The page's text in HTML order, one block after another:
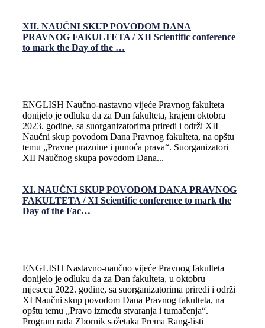
XII. NAUČNI SKUP POVODOM DANA
PRAVNOG FAKULTETA / XII Scientific conference
to mark the Day of the …
ENGLISH Naučno-nastavno vijeće Pravnog fakulteta
donijelo je odluku da za Dan fakulteta, krajem oktobra
2023. godine, sa suorganizatorima priredi i održi XII
Naučni skup povodom Dana Pravnog fakulteta, na opštu
temu „Pravne praznine i punoća prava“. Suorganizatori
XII Naučnog skupa povodom Dana...
XI. NAUČNI SKUP POVODOM DANA PRAVNOG
FAKULTETA / XI Scientific conference to mark the
Day of the Fac…
ENGLISH Nastavno-naučno vijeće Pravnog fakulteta
donijelo je odluku da za Dan fakulteta, u oktobru
mjesecu 2022. godine, sa suorganizatorima priredi i održi
XI Naučni skup povodom Dana Pravnog fakulteta, na
opštu temu „Pravo između stvaranja i tumačenja“.
Program rada Zbornik sažetaka Prema Rang-listi